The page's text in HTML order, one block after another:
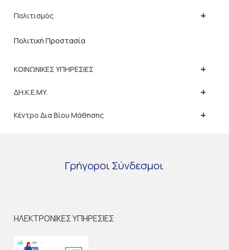
+
Πολιτισμός
Πολιτική Προστασία
+
ΚΟΙΝΩΝΙΚΕΣ ΥΠΗΡΕΣΙΕΣ
+
ΔΗ.Κ.Ε.ΜΥ.
+
Κέντρο Δια Βίου Μάθησης
Γρήγοροι Σύνδεσμοι
ΗΛΕΚΤΡΟΝΙΚΕΣ ΥΠΗΡΕΣΙΕΣ